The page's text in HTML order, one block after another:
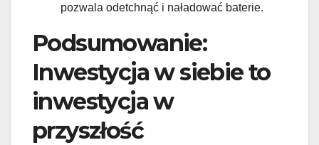
pozwala odetchnąć i naładować baterie.
Podsumowanie:
Inwestycja w siebie to
inwestycja w
przyszłość